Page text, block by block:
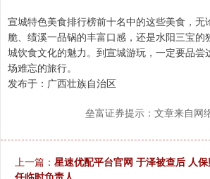
宣城特色美食排行榜前十名中的这些美食，无
脆、绩溪一品锅的丰富口感，还是水阳三宝的
城饮食文化的魅力。到宣城游玩，一定要品尝
场难忘的旅行。
发布于：广西壮族自治区
垒富证券提示：文章来自网
上一篇： 星速优配平台官网 于泽被查后 人